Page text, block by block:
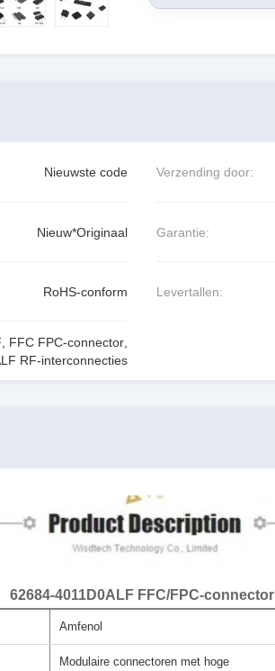
Nieuwste code Verzending door:
Nieuw*Originaal Garantie:
RoHS-conform Levertallen:
FFC FPC-connector,
RF-interconnecties
62684-4011D0ALF FFC/FPC-connector
Amfenol
Modulaire connectoren met hoge